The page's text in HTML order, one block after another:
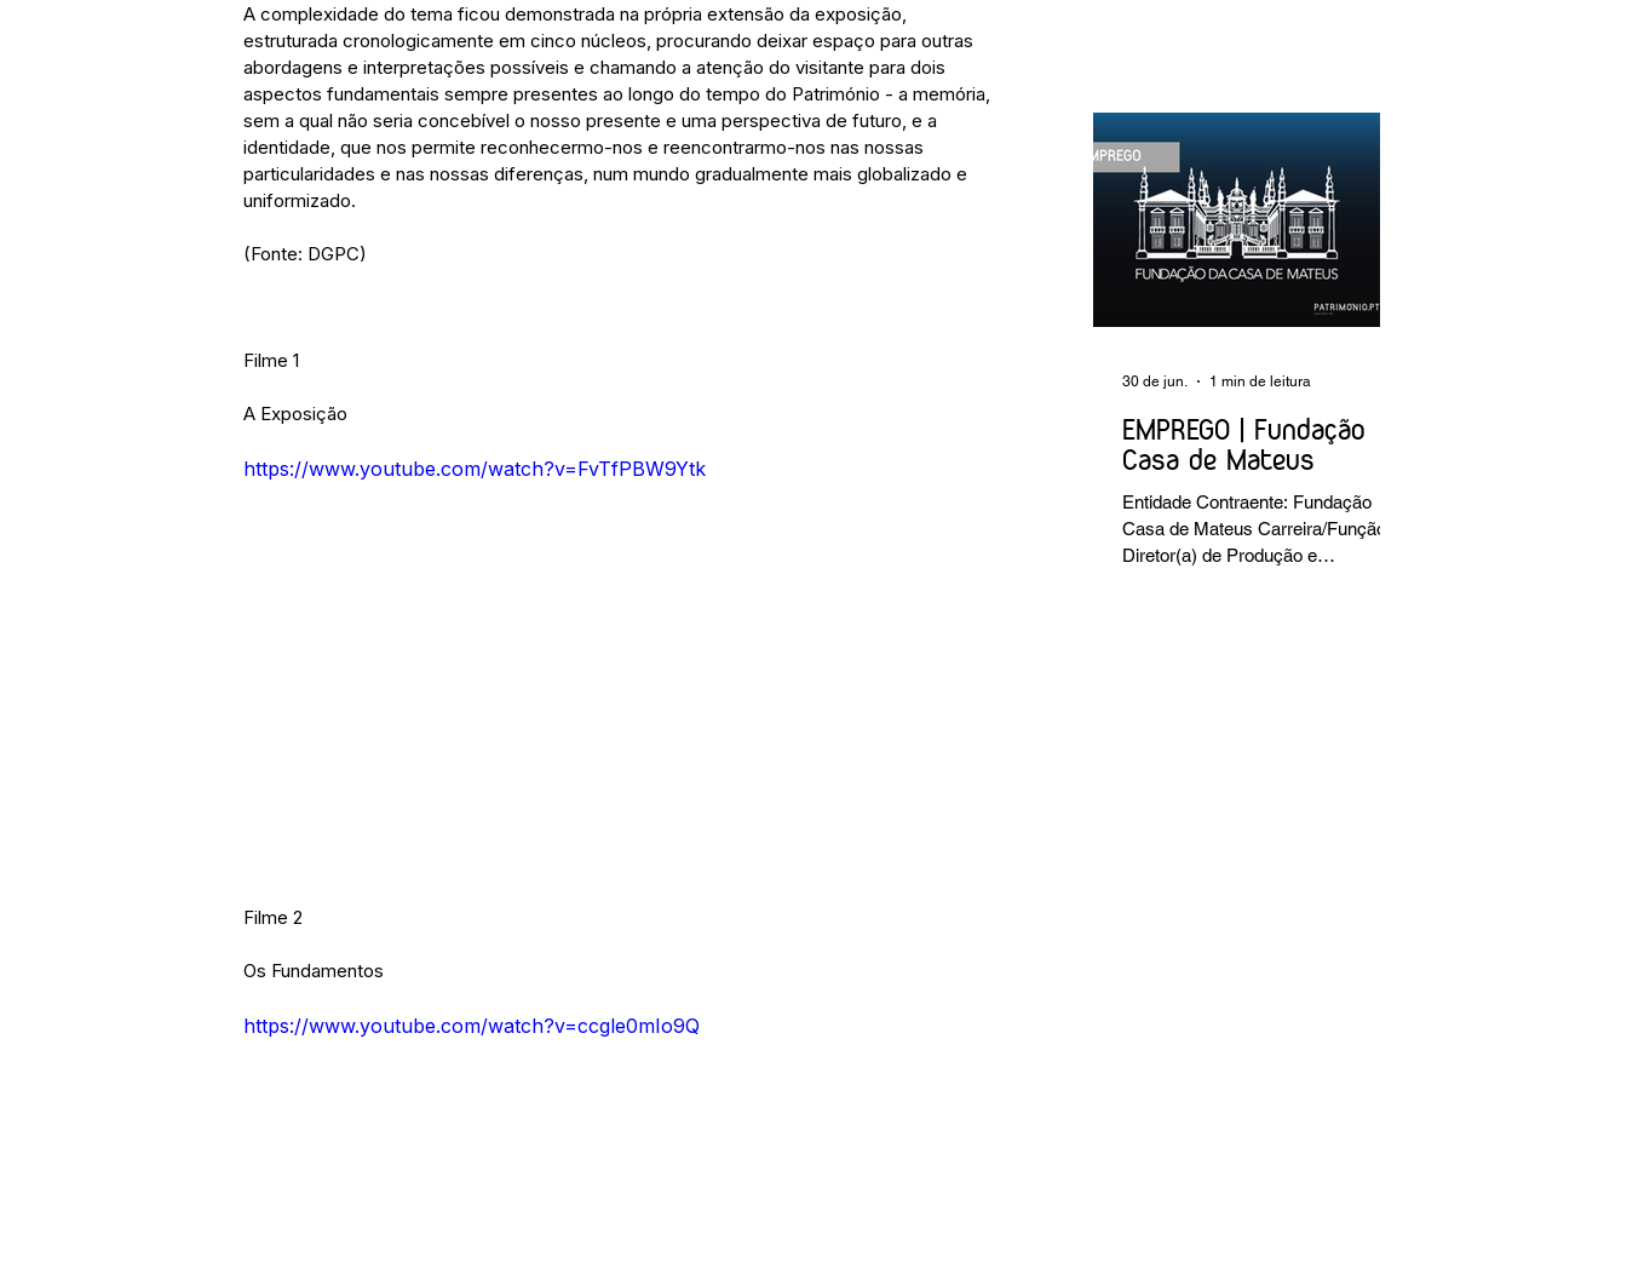
A complexidade do tema ficou demonstrada na própria extensão da exposição,
estruturada cronologicamente em cinco núcleos, procurando deixar espaço para outras
abordagens e interpretações possíveis e chamando a atenção do visitante para dois
aspectos fundamentais sempre presentes ao longo do tempo do Património - a memória,
sem a qual não seria concebível o nosso presente e uma perspectiva de futuro, e a
identidade, que nos permite reconhecermo-nos e reencontrarmo-nos nas nossas
particularidades e nas nossas diferenças, num mundo gradualmente mais globalizado e
uniformizado.
(Fonte: DGPC)
Filme 1
A Exposição
https://www.youtube.com/watch?v=FvTfPBW9Ytk
Filme 2
Os Fundamentos
https://www.youtube.com/watch?v=ccgle0mIo9Q
espécies bibliográficas
intervencionadas; execução dos
programas de conservação
preventiva; produção de fichas de
tratamento e registo fotográfico das
intervenções; apoio a exposições i
EMPREGO | Fundação
Casa de Mateus
Entidade Contraente: Fundação
Casa de Mateus Carreira/Função:
Diretor(a) de Produção e
30 de jun. 1 min de leitura